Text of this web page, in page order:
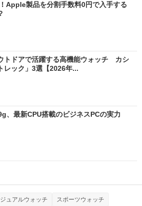
Apple製品を分割手数料0円で入手する
トドアで活躍する高機能ウォッチ カシ
レック」3選【2026年...
、最新CPU搭載のビジネスPCの実力
ュアルウォッチ スポーツウォッチ